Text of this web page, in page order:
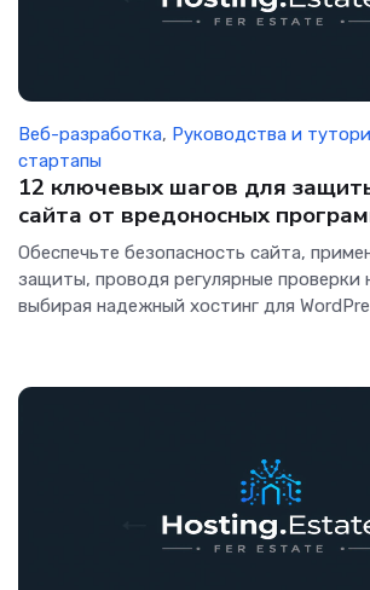
Веб-разработка, Руководства и
стартапы
12 ключевых шагов для
сайта от вредоносных
Обеспечьте безопасность сайта,
защиты, проводя регулярные проверки
выбирая надежный хостинг для